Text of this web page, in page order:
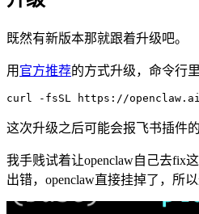
既然有新版本那就跟着升级吧。
用 官方推荐的方式升级，命令行
这次升级之后可能会报飞书插件
我手贱试着让openclaw自己去fix
出错，openclaw直接挂掉了，所